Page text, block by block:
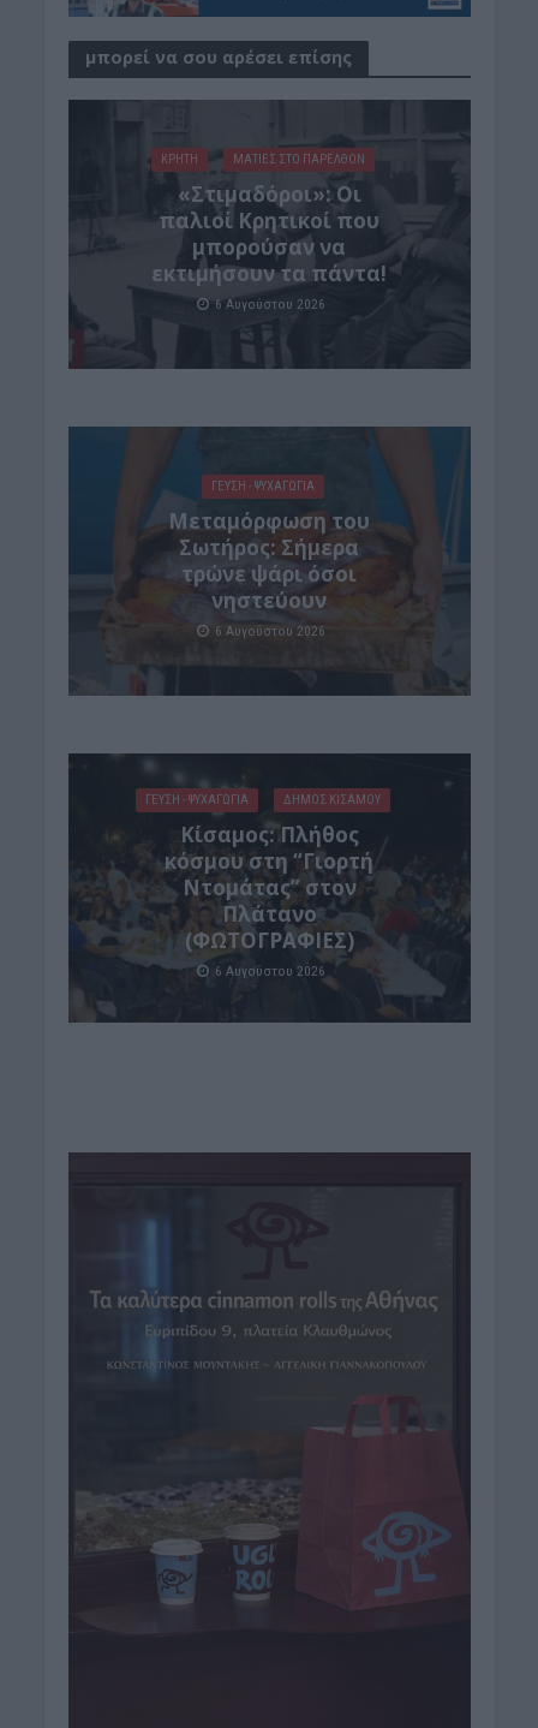
μπορεί να σου αρέσει επίσης
ΚΡΗΤΗ ΜΑΤΙΕΣ ΣΤΟ ΠΑΡΕΛΘΟΝ
«Στιμαδόροι»: Οι
παλιοί Κρητικοί που
μπορούσαν να
εκτιμήσουν τα πάντα!
6 Αυγούστου 2026
ΓΕΎΣΗ - ΨΥΧΑΓΩΓΊΑ
Μεταμόρφωση του
Σωτήρος: Σήμερα
τρώνε ψάρι όσοι
νηστεύουν
6 Αυγούστου 2026
ΓΕΎΣΗ - ΨΥΧΑΓΩΓΊΑ ΔΉΜΟΣ ΚΙΣΆΜΟΥ
Κίσαμος: Πλήθος
κόσμου στη “Γιορτή
Ντομάτας” στον
Πλάτανο
(ΦΩΤΟΓΡΑΦΙΕΣ)
6 Αυγούστου 2026